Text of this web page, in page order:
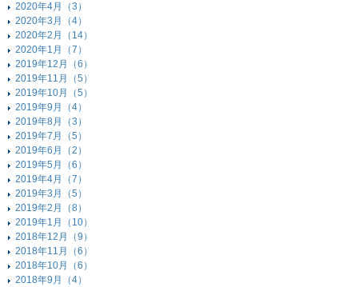
2020年4月（3）
2020年3月（4）
2020年2月（14）
2020年1月（7）
2019年12月（6）
2019年11月（5）
2019年10月（5）
2019年9月（4）
2019年8月（3）
2019年7月（5）
2019年6月（2）
2019年5月（6）
2019年4月（7）
2019年3月（5）
2019年2月（8）
2019年1月（10）
2018年12月（9）
2018年11月（6）
2018年10月（6）
2018年9月（4）